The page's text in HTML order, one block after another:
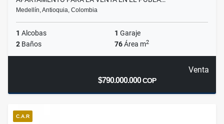
Medellín, Antioquia, Colombia
1 Alcobas 1 Garaje
2 Baños 76Área m2
Venta
$790.000.000COP
C.A.R